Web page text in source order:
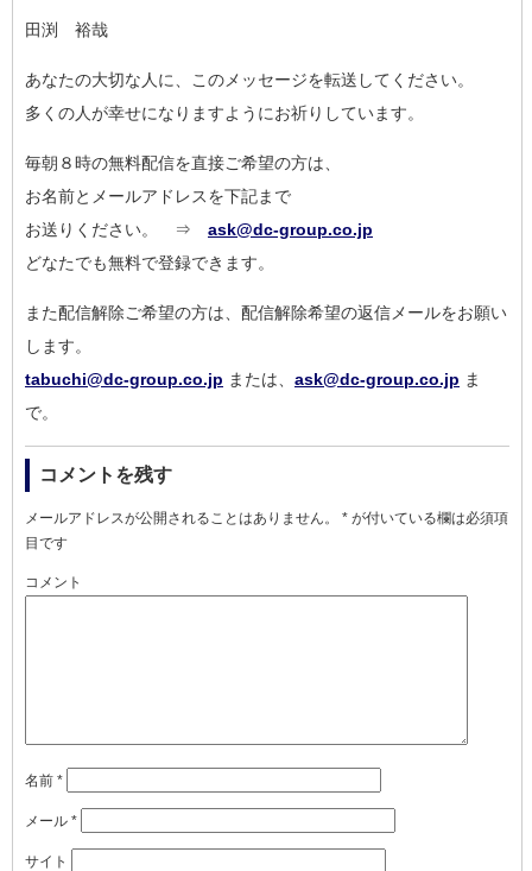
田渕 裕哉
あなたの大切な人に、このメッセージを転送してください。
多くの人が幸せになりますようにお祈りしています。
毎朝８時の無料配信を直接ご希望の方は、
お名前とメールアドレスを下記まで
お送りください。 ⇒ ask@dc-group.co.jp
どなたでも無料で登録できます。
また配信解除ご希望の方は、配信解除希望の返信メールをお願い
し ます。
tabuchi@dc-group.co.jp または、 ask@dc-group.co.jp ま
で。
コメントを残す
メールアドレスが公開されることはありません。 * が付いている欄は必須項
目です
コメント
名前 *
メール *
サイト